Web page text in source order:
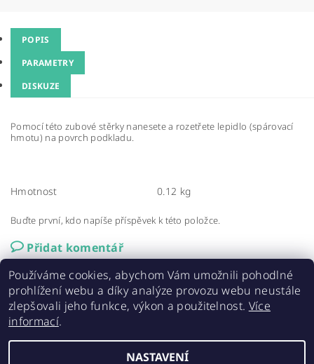
POPIS
PARAMETRY
DISKUZE
Pomocí této zubové stěrky nanesete a rozetřete lepidlo (spárovací
hmotu) na povrch podkladu.
Hmotnost 0.12 kg
Buďte první, kdo napíše příspěvek k této položce.
Přidat komentář
Elastolith.cz
Používáme cookies, abychom Vám umožnili pohodlné
prohlížení webu a díky analýze provozu webu neustále
zlepšovali jeho funkce, výkon a použitelnost. Více
informací.
NASTAVENÍ